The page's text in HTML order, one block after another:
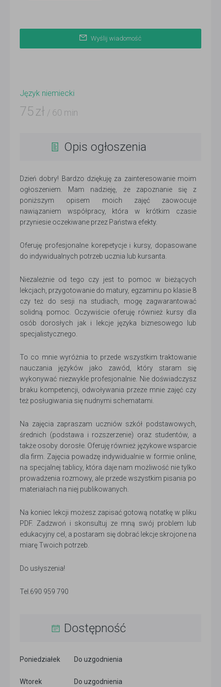
Wyślij wiadomość
Język niemiecki
75 zł / 60 min
Opis ogłoszenia
Dzień dobry! Bardzo dziękuję za zainteresowanie moim
ogłoszeniem. Mam nadzieję, że zapoznanie się z
poniższym opisem moich zajęć zaowocuje
nawiązaniem współpracy, która w krótkim czasie
przyniesie oczekiwane przez Państwa efekty.
Oferuję profesjonalne korepetycje i kursy, dopasowane
do indywidualnych potrzeb ucznia lub kursanta.
Niezależnie od tego czy jest to pomoc w bieżących
lekcjach, przygotowanie do matury, egzaminu po klasie 8
czy też do sesji na studiach, mogę zagwarantować
solidną pomoc. Oczywiście oferuję również kursy dla
osób dorosłych jak i lekcje języka biznesowego lub
specjalistycznego.
To co mnie wyróżnia to przede wszystkim traktowanie
nauczania języków jako zawód, który staram się
wykonywać niezwykle profesjonalnie. Nie doświadczysz
braku kompetencji, odwoływania przeze mnie zajęć czy
też posługiwania się nudnymi schematami.
Na zajęcia zapraszam uczniów szkół podstawowych,
średnich (podstawa i rozszerzenie) oraz studentów, a
także osoby dorosłe. Oferuję również językowe wsparcie
dla firm. Zajęcia powadzę indywidualnie w formie online,
na specjalnej tablicy, która daje nam możliwość nie tylko
prowadzenia rozmowy, ale przede wszystkim pisania po
materiałach na niej publikowanych.
Na koniec lekcji możesz zapisać gotową notatkę w pliku
PDF. Zadzwoń i skonsultuj ze mną swój problem lub
edukacyjny cel, a postaram się dobrać lekcje skrojone na
miarę Twoich potrzeb.
Do usłyszenia!
Tel.690 959 790
Dostępność
Poniedziałek Do uzgodnienia
Wtorek Do uzgodnienia